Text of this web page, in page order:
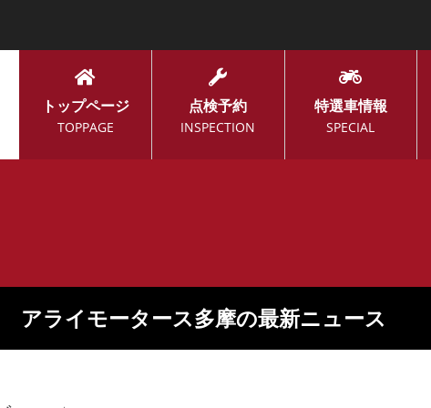
トップページ
TOPPAGE
点検予約
INSPECTION
特選車情報
SPECIAL
アライモータース多摩の最新ニュース